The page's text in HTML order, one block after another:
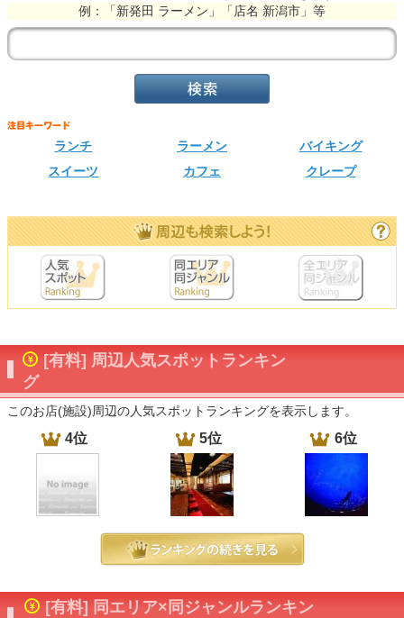
例：「新発田 ラーメン」「店名 新潟市」等
ランチ ラーメン
バイキング
スイーツ
カフェ クレープ
[有料] 周辺人気スポットランキン
グ
このお店(施設)周辺の人気スポットランキングを表示します。
4位 5位 6位
[有料] 同エリア×同ジャンルランキン